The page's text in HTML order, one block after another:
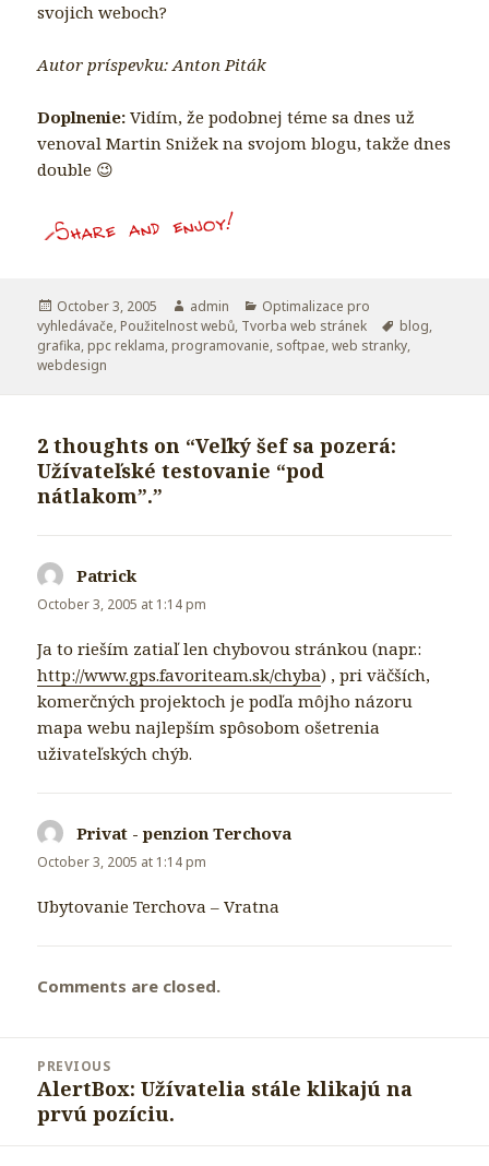
svojich weboch?
Autor príspevku: Anton Piták
Doplnenie:Vidím, že podobnej téme sa dnes už
venoval Martin Snižek na svojom blogu, takže dnes
double 😉
Posted
on
October 3, 2005 Author
admin Categories
Optimalizace pro
vyhledávače, Použitelnost webů, Tvorba web stránek Tags
blog,
grafika, ppc reklama, programovanie, softpae,web stranky,
webdesign
2 thoughts on “Veľký šef sa pozerá:
Užívateľské testovanie “pod
nátlakom”.”
Patrick
October 3, 2005 at 1:14 pm
Ja to rieším zatiaľ len chybovou stránkou (napr.:
http://www.gps.favoriteam.sk/chyba) , pri väčších,
komerčných projektoch je podľa môjho názoru
mapa webu najlepším spôsobom ošetrenia
uživateľských chýb.
Privat - penzion Terchova
October 3, 2005 at 1:14 pm
Ubytovanie Terchova – Vratna
Comments are closed.
navigation
PREVIOUS
Previous
post:
AlertBox: Užívatelia stále klikajú na
prvú pozíciu.